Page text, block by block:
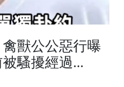
獸公公惡行曝
騷擾經過...